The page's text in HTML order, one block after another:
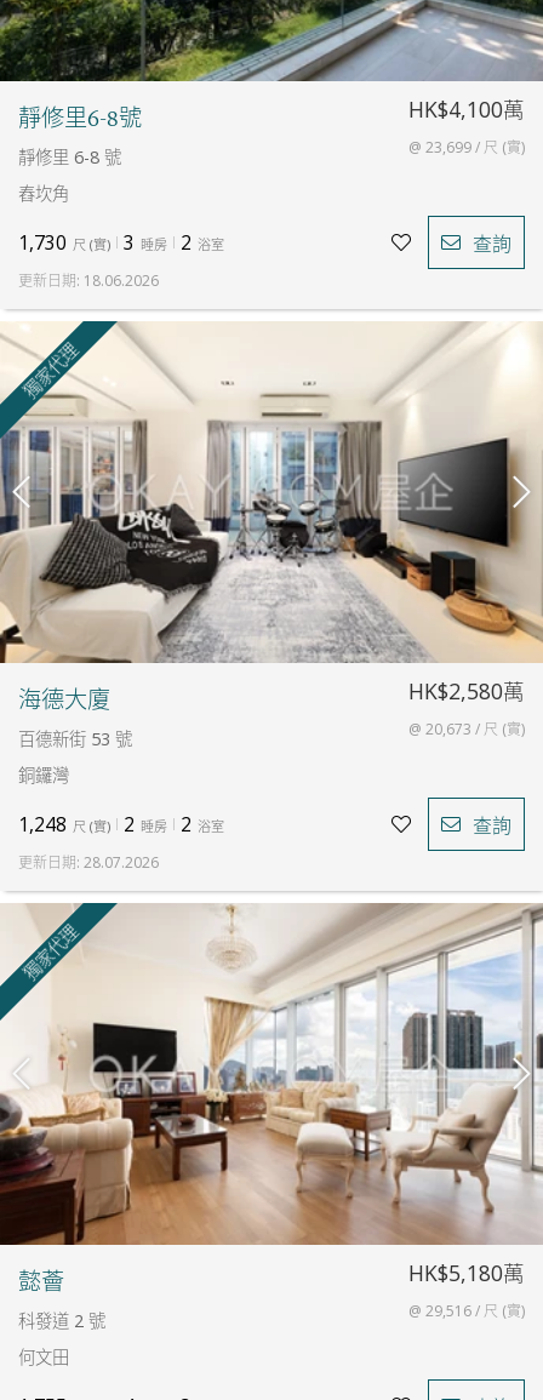
靜修里6-8號
靜修里 6-8 號
舂坎角
HK$4,100萬
@ 23,699 / 尺 (實)
1,730 尺 (實) 3 睡房 2 浴室 查詢
更新日期: 18.06.2026
海德大廈
百德新街 53 號
銅鑼灣
HK$2,580萬
@ 20,673 / 尺 (實)
1,248 尺 (實) 2 睡房 2 浴室 查詢
更新日期: 28.07.2026
獨家代理
懿薈
科發道 2 號
何文田
HK$5,180萬
@ 29,516 / 尺 (實)
獨家代理